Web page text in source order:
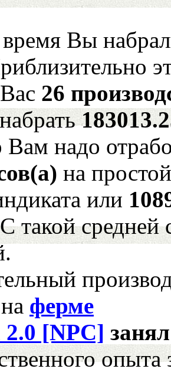
время Вы
26
Вам надо
на
или
такой средней
ферме
[NPC]
опыта